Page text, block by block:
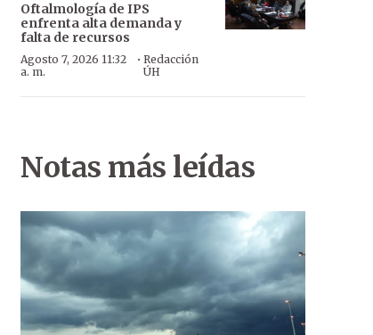
Oftalmología de IPS
enfrenta alta demanda y
falta de recursos
Agosto 7, 2026 11:32
a. m.
·Redacción
ÚH
Notas más leídas